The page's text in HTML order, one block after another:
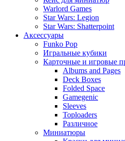
Warlord Games
Star Wars: Legion
Star Wars: Shatterpoint
Аксессуары
Funko Pop
Игральные кубики
Карточные и игровые
Albums and Pages
Deck Boxes
Folded Space
Gamegenic
Sleeves
Toploaders
Различное
Миниатюры